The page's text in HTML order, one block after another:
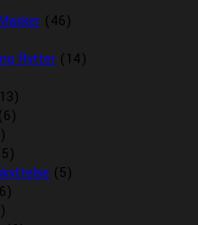
(46)
Rytter (14)
(6)
(5)